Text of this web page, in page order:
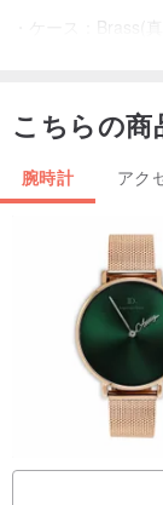
・ケース：Brass(真
・ケース直径約
＊防水性はありま
＊保証期間はお買
保証書紛失の場
大切に保管くださ
こちらの
腕時計 アク